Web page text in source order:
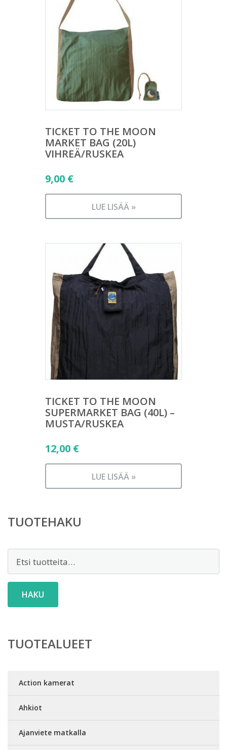
TICKET TO THE MOON
MARKET BAG (20L)
VIHREÄ/RUSKEA
9,00 €
LUE LISÄÄ »
TICKET TO THE MOON
SUPERMARKET BAG (40L) –
MUSTA/RUSKEA
12,00 €
LUE LISÄÄ »
TUOTEHAKU
HAKU
TUOTEALUEET
Action kamerat
Ahkiot
Ajanviete matkalla